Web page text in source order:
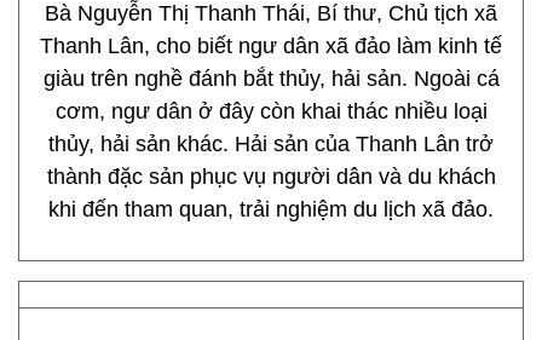
Bà Nguyễn Thị Thanh Thái, Bí thư, Chủ tịch xã
Thanh Lân, cho biết ngư dân xã đảo làm kinh tế
giàu trên nghề đánh bắt thủy, hải sản. Ngoài cá
cơm, ngư dân ở đây còn khai thác nhiều loại
thủy, hải sản khác. Hải sản của Thanh Lân trở
thành đặc sản phục vụ người dân và du khách
khi đến tham quan, trải nghiệm du lịch xã đảo.